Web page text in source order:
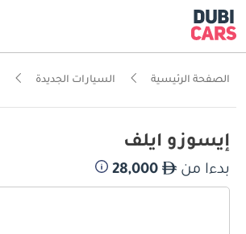
الصفحة الرئيسية السيارات الجديدة
إيسوزو ايلف
بدءا من